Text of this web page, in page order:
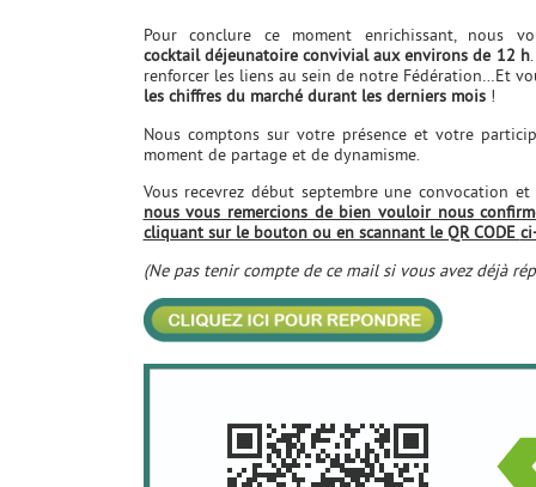
Pour conclure ce moment enrichissant, nous
cocktaildéjeunatoire convivial aux environs de 12 h
renforcer les liens au sein de notre Fédération…Et
les chiffres du marché durant les derniers mois!
Nous comptons sur votre présence et votre
moment de partage et de dynamisme.
Vous recevrez début septembre une convocation
nous vous remercions de bien vouloir nous
cliquant sur le bouton ou en scannant le QR CODE
(Ne pas tenir compte de ce mail si vous avez déjà